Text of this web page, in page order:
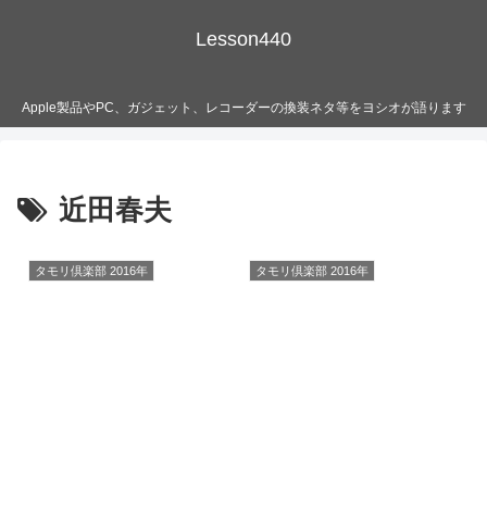
Lesson440
Apple製品やPC、ガジェット、レコーダーの換装ネタ等をヨシオが語ります
近田春夫
タモリ倶楽部 2016年 タモリ倶楽部 2016年